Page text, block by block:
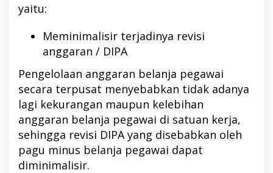
yaitu:
Meminimalisir terjadinya revisi
anggaran / DIPA
Pengelolaan anggaran belanja pegawai
secara terpusat menyebabkan tidak adanya
lagi kekurangan maupun kelebihan
anggaran belanja pegawai di satuan kerja,
sehingga revisi DIPA yang disebabkan oleh
pagu minus belanja pegawai dapat
diminimalisir.